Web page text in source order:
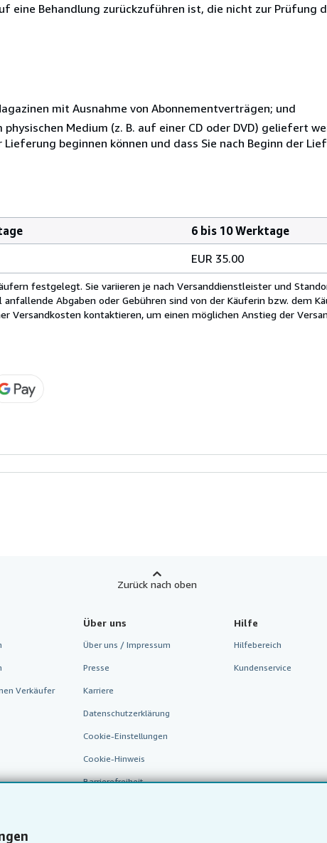
eine Behandlung zurückzuführen ist, die nicht zur Prüfung
mit Ausnahme von Abonnementverträgen; und
Medium (z. B. auf einer CD oder DVD) geliefert
beginnen können und dass Sie nach Beginn der
6 bis 10 Werktage
EUR 35.00
festgelegt. Sie variieren je nach Versanddienstleister und
Abgaben oder Gebühren sind von der Käuferin bzw. dem
Versandkosten kontaktieren, um einen möglichen Anstieg der
Zurück nach oben
Verkäufer
Über uns
Über uns / Impressum
Presse
Karriere
Datenschutzerklärung
Cookie-Einstellungen
Cookie-Hinweis
Barrierefreiheit
Hilfe
Hilfebereich
Kundenservice